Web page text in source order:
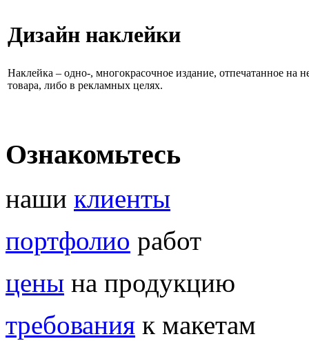
Дизайн наклейки
Наклейка – одно-, многокрасочное издание, отпечатанное
товара, либо в рекламных целях.
Ознакомьтесь
наши клиенты
портфолио работ
цены на продукцию
требования к макетам